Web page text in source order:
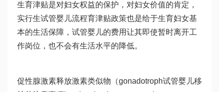
生育津贴是对妇女权益的保护，对妇女价值的肯定，
实行生试管婴儿流程育津贴政策也是给于生育妇女基
本的生活保障， 试管婴儿的费用让其即使暂时离开工
作岗位，也不会有生活水平的降低。
促性腺激素释放激素类似物（gonadotroph试管婴儿移